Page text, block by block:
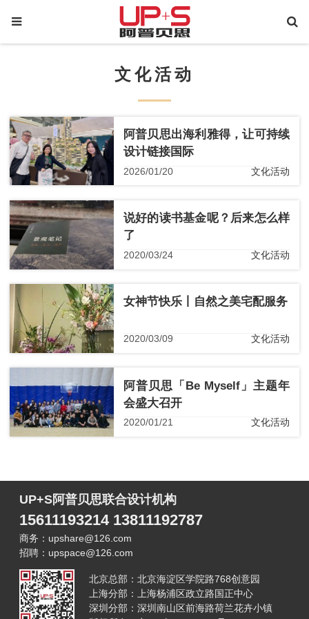
文化活动
阿普贝思出海利雅得，让可持续
设计链接国际
2026/01/20 文化活动
说好的读书基金呢？后来怎么样
了
2020/03/24 文化活动
女神节快乐丨自然之美宅配服务
2020/03/09 文化活动
阿普贝思「Be Myself」主题年
会盛大召开
2020/01/21 文化活动
UP+S阿普贝思联合设计机构
15611193214 13811192787
商务：upshare@126.com
招聘：upspace@126.com
北京总部：北京海淀区学院路768创意园
上海分部：上海杨浦区政立路国正中心
深圳分部：深圳南山区前海路荷兰花卉小镇